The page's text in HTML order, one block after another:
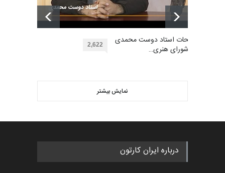
اولین مسابقۀ بین‌المللی کارتون
کتابخانۀ ممتا…
مهلت
دوغان، ترکیه،…
پنجمین مسابقۀ بین‌المللی
کارتون CARTUNION ، …
بهترین آثار کارتون جهان بخش -
453
گالری 2 روز قبل
توضیحات استاد دوست محمدی
عضو شورای هنری… 2,622
نمایش بیشتر
درباره ایران کارتون